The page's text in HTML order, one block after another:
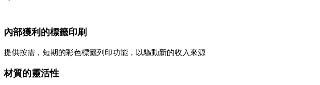
內部獲利的標籤印刷
提供按需，短期的彩色標籤列印功能，以驅動新的收入來源
材質的靈活性